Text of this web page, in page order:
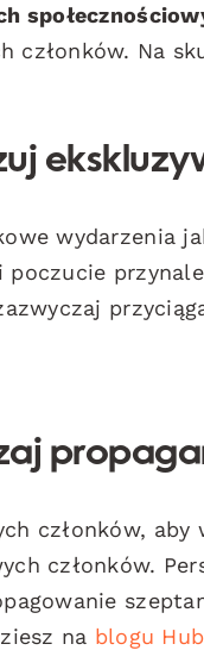
członków. Na
wydarzenia
poczucie
członków,
członków.
na blogu